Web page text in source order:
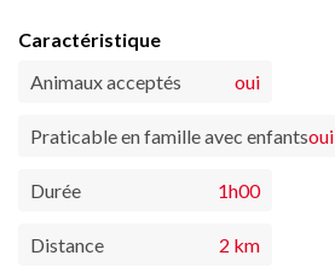
Caractéristique
Animaux acceptés
oui
Praticable en famille avec enfantsoui
Durée 1h00
Distance 2 km